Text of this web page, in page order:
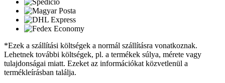
*Ezek a szállítási költségek a normál szállításra vonatkoznak.
Lehetnek további költségek, pl. a termékek súlya, mérete vagy
tulajdonságai miatt. Ezeket az információkat közvetlenül a
termékleírásban találja.